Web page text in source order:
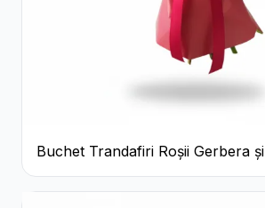
Buchet Trandafiri Roșii Gerbera și
Verdeață